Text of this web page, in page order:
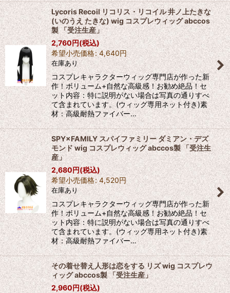
Lycoris Recoil リコリス・リコイル 井ノ上たきな
(いのうえ たきな) wig コスプレウィッグ abccos
製 「受注生産」
2,760円(税込)
希望小売価格: 4,640円
在庫あり
コスプレキャラクターウィッグ専門店が作った新
作！ボリューム+自然な高級感！お勧め絶品！セ
ット内容：特に説明がない場合は写真の通りすべ
て含まれています。(ウィッグ専用ネット付き)素
材：高級耐熱ファイバー…
SPY×FAMILY スパイファミリー ダミアン・デズ
モンド wig コスプレウィッグ abccos製 「受注生
産」
2,680円(税込)
希望小売価格: 4,520円
在庫あり
コスプレキャラクターウィッグ専門店が作った新
作！ボリューム+自然な高級感！お勧め絶品！セ
ット内容：特に説明がない場合は写真の通りすべ
て含まれています。(ウィッグ専用ネット付き)素
材：高級耐熱ファイバー…
その着せ替え人形は恋をする リズ wig コスプレウ
ィッグ abccos製 「受注生産」
2,960円(税込)